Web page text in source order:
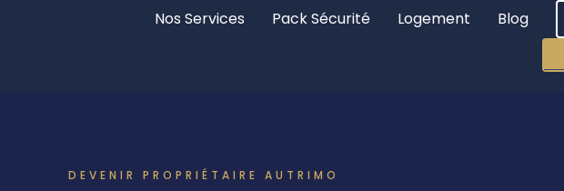
Nos Services Pack Sécurité Logement Blog
DEVENIR PROPRIÉTAIRE AUTRIMO